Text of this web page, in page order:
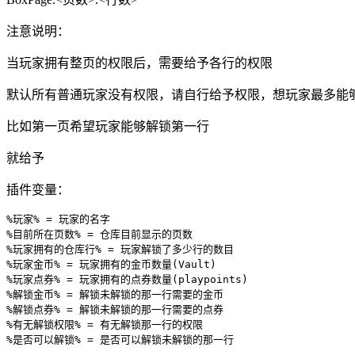
注意说明：
当玩家拥有整页的权限后，需要给予各行的权限
默认所有普通玩家没有权限，请自行给予权限，想玩家最多能
比如第一页希望玩家能够解锁第一行
就给予
插件变量：
%玩家% = 玩家的名字
%目前所在页数% = 仓库目前显示的页数
%玩家拥有的仓库行% = 玩家解锁了多少行的数目
%玩家金币% = 玩家拥有的金币数量(Vault)
%玩家点券% = 玩家拥有的点券数量(playpoints)
%解锁金币% = 解锁未解锁的那一行需要的金币
%解锁点券% = 解锁未解锁的那一行需要的点券
%有无解锁权限% = 有无解锁那一行的权限
%是否可以解锁% = 是否可以解锁未解锁的那一行